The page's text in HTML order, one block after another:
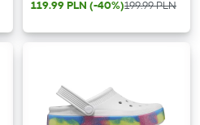
119.99 PLN (-40%)199.99 PLN